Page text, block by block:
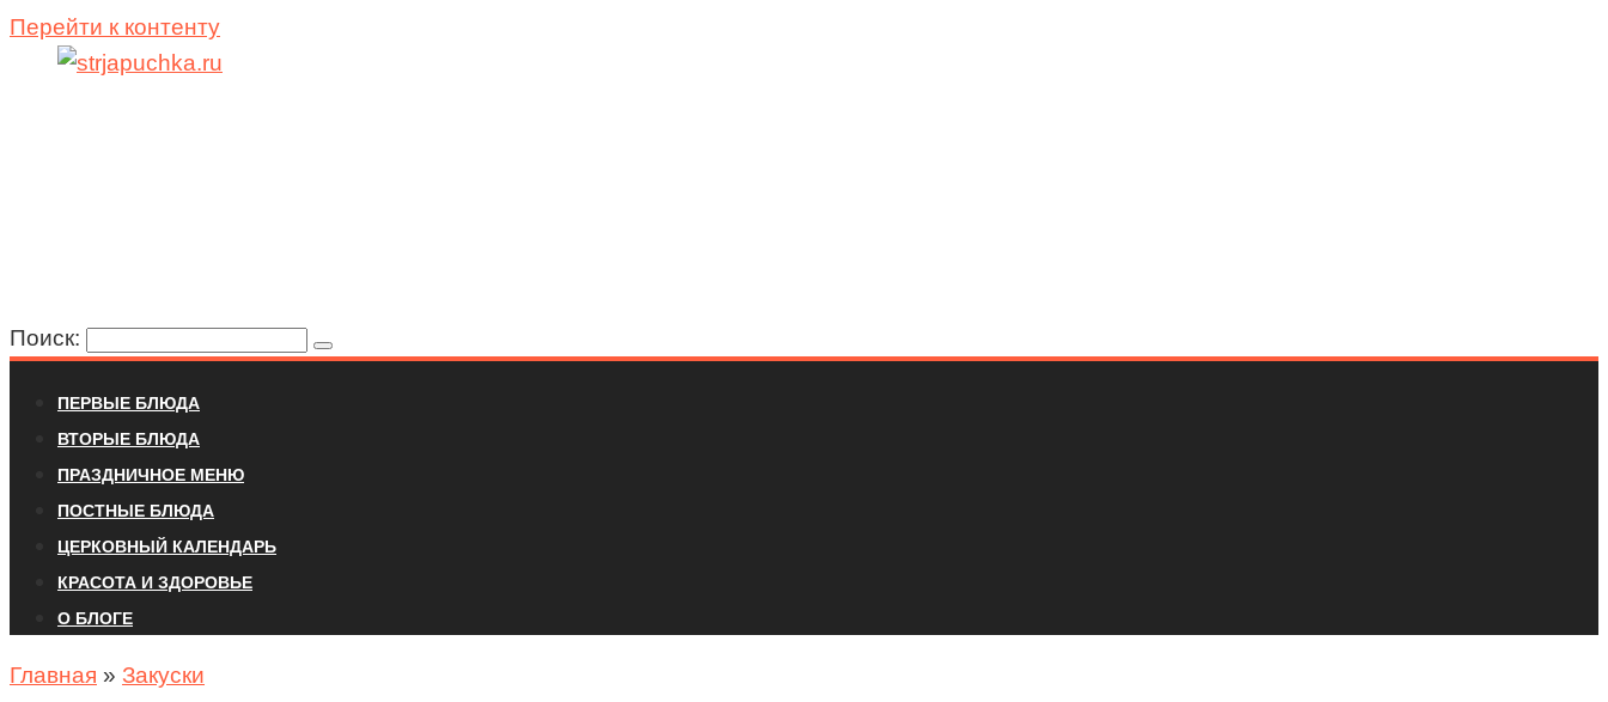
Перейти к контенту
Поиск:
ПЕРВЫЕ БЛЮДА
ВТОРЫЕ БЛЮДА
ПРАЗДНИЧНОЕ МЕНЮ
ПОСТНЫЕ БЛЮДА
ЦЕРКОВНЫЙ КАЛЕНДАРЬ
КРАСОТА И ЗДОРОВЬЕ
О БЛОГЕ
Главная » Закуски